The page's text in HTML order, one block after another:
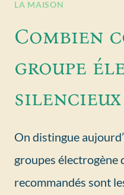
LA MAISON
Combien
groupe
silencieux
On distingue
groupes électrogène
recommandés sont